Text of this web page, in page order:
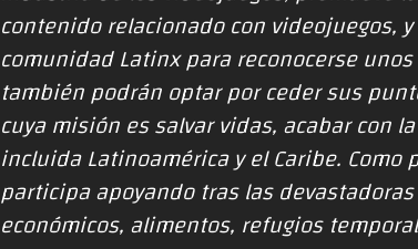
contenido relacionado con videojuegos,
comunidad Latinx para reconocerse
también podrán optar por ceder sus
cuya misión es salvar vidas, acabar con
incluida Latinoamérica y el Caribe.
participa apoyando tras las
económicos, alimentos, refugios